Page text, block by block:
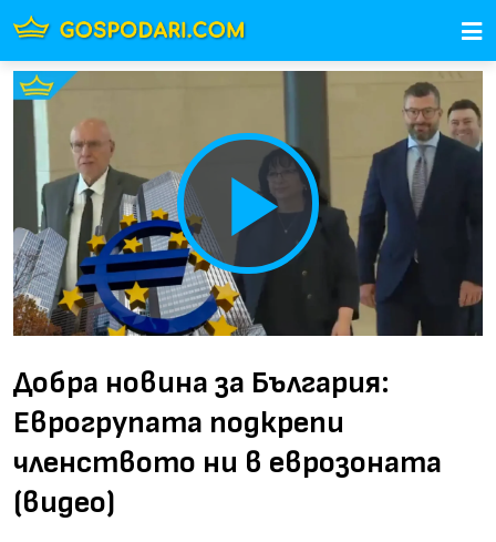
Play
Video
Добра новина за България:
Еврогрупата подкрепи
членството ни в еврозоната
(видео)